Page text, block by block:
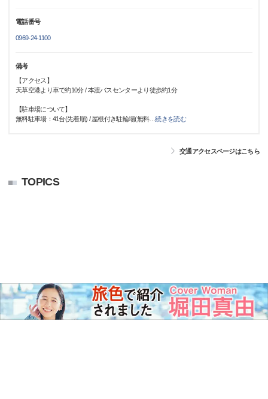
電話番号
0969-24-1100
備考
【アクセス】
天草空港より車で約10分 / 本渡バスセンターより徒歩約1分
【駐車場について】
無料駐車場：41台(先着順) / 屋根付き駐輪場(無料…続きを読む
交通アクセスページはこちら
TOPICS